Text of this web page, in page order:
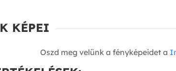
KÉPEI
Oszd meg velünk a fényképeidet a